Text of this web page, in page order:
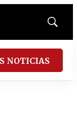
Mostrar
NOTICIAS